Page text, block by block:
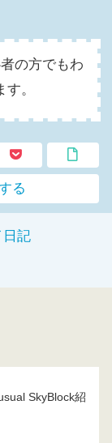
の方でもわ
。
る
日記
SkyBlock紹